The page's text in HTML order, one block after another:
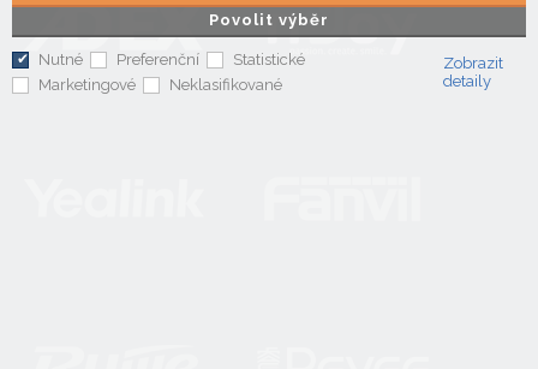
Povolit výběr
Nutné Preferenční
Statistické
Marketingové
Neklasifikované
Zobrazit
detaily